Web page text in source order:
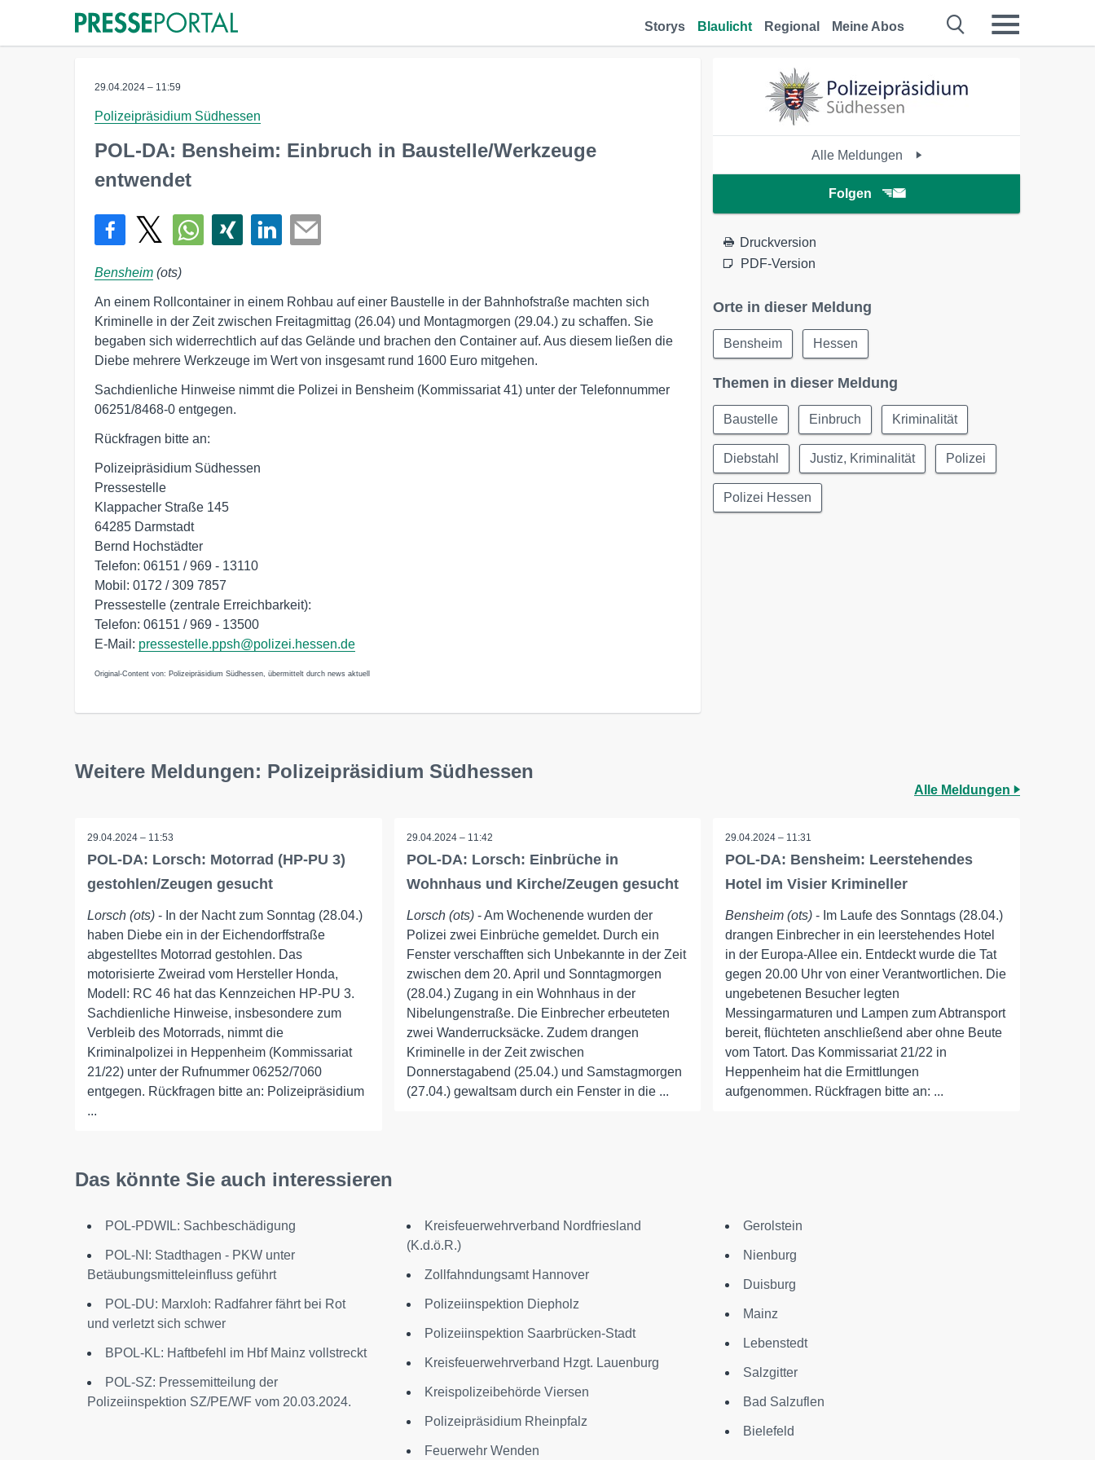
Storys Blaulicht Regional Meine Abos
29.04.2024 – 11:59
Polizeipräsidium Südhessen
POL-DA: Bensheim: Einbruch in Baustelle/Werkzeuge
entwendet
Bensheim (ots)
An einem Rollcontainer in einem Rohbau auf einer Baustelle in der Bahnhofstraße machten sich
Kriminelle in der Zeit zwischen Freitagmittag (26.04) und Montagmorgen (29.04.) zu schaffen. Sie
begaben sich widerrechtlich auf das Gelände und brachen den Container auf. Aus diesem ließen die
Diebe mehrere Werkzeuge im Wert von insgesamt rund 1600 Euro mitgehen.
Sachdienliche Hinweise nimmt die Polizei in Bensheim (Kommissariat 41) unter der Telefonnummer
06251/8468-0 entgegen.
Rückfragen bitte an:
Polizeipräsidium Südhessen
Pressestelle
Klappacher Straße 145
64285 Darmstadt
Bernd Hochstädter
Telefon: 06151 / 969 - 13110
Mobil: 0172 / 309 7857
Pressestelle (zentrale Erreichbarkeit):
Telefon: 06151 / 969 - 13500
E-Mail: pressestelle.ppsh@polizei.hessen.de
Original-Content von: Polizeipräsidium Südhessen, übermittelt durch news aktuell
Alle Meldungen
Folgen
Druckversion
PDF-Version
Orte in dieser Meldung
Bensheim Hessen
Themen in dieser Meldung
Baustelle Einbruch Kriminalität
Diebstahl Justiz, Kriminalität Polizei
Polizei Hessen
Weitere Meldungen: Polizeipräsidium Südhessen
Alle Meldungen
29.04.2024 – 11:53
POL-DA: Lorsch: Motorrad (HP-PU 3)
gestohlen/Zeugen gesucht
Lorsch (ots) - In der Nacht zum Sonntag (28.04.)
haben Diebe ein in der Eichendorffstraße
abgestelltes Motorrad gestohlen. Das
motorisierte Zweirad vom Hersteller Honda,
Modell: RC 46 hat das Kennzeichen HP-PU 3.
Sachdienliche Hinweise, insbesondere zum
Verbleib des Motorrads, nimmt die
Kriminalpolizei in Heppenheim (Kommissariat
21/22) unter der Rufnummer 06252/7060
entgegen. Rückfragen bitte an: Polizeipräsidium
...
29.04.2024 – 11:42
POL-DA: Lorsch: Einbrüche in
Wohnhaus und Kirche/Zeugen gesucht
Lorsch (ots)- Am Wochenende wurden der
Polizei zwei Einbrüche gemeldet. Durch ein
Fenster verschafften sich Unbekannte in der Zeit
zwischen dem 20. April und Sonntagmorgen
(28.04.) Zugang in ein Wohnhaus in der
Nibelungenstraße. Die Einbrecher erbeuteten
zwei Wanderrucksäcke. Zudem drangen
Kriminelle in der Zeit zwischen
Donnerstagabend (25.04.) und Samstagmorgen
(27.04.) gewaltsam durch ein Fenster in die ...
29.04.2024 – 11:31
POL-DA: Bensheim: Leerstehendes
Hotel im Visier Krimineller
Bensheim (ots) - Im Laufe des Sonntags (28.04.)
drangen Einbrecher in ein leerstehendes Hotel
in der Europa-Allee ein. Entdeckt wurde die Tat
gegen 20.00 Uhr von einer Verantwortlichen. Die
ungebetenen Besucher legten
Messingarmaturen und Lampen zum Abtransport
bereit, flüchteten anschließend aber ohne Beute
vom Tatort. Das Kommissariat 21/22 in
Heppenheim hat die Ermittlungen
aufgenommen. Rückfragen bitte an: ...
Das könnte Sie auch interessieren
POL-PDWIL: Sachbeschädigung
POL-NI: Stadthagen - PKW unter
Betäubungsmitteleinfluss geführt
POL-DU: Marxloh: Radfahrer fährt bei Rot
und verletzt sich schwer
BPOL-KL: Haftbefehl im Hbf Mainz vollstreckt
POL-SZ: Pressemitteilung der
Polizeiinspektion SZ/PE/WF vom 20.03.2024.
Kreisfeuerwehrverband Nordfriesland
(K.d.ö.R.)
Zollfahndungsamt Hannover
Polizeiinspektion Diepholz
Polizeiinspektion Saarbrücken-Stadt
Kreisfeuerwehrverband Hzgt. Lauenburg
Kreispolizeibehörde Viersen
Polizeipräsidium Rheinpfalz
Feuerwehr Wenden
Gerolstein
Nienburg
Duisburg
Mainz
Lebenstedt
Salzgitter
Bad Salzuflen
Bielefeld